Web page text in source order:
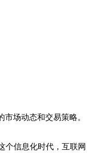
场动态和交易策略。
个信息化时代，互联网